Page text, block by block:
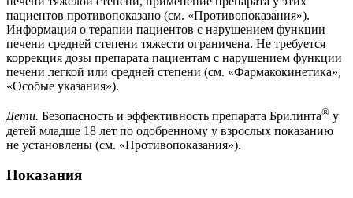
пациентов противопоказано (см. «Противопоказания»).
Информация о терапии пациентов с нарушением функции
печени средней степени тяжести ограничена. Не требуется
коррекция дозы препарата пациентам с нарушением функции
печени легкой или средней степени (см. «Фармакокинетика»,
«Особые указания»).
Дети. Безопасность и эффективность препарата Брилинта® у
детей младше 18 лет по одобренному у взрослых показанию
не установлены (см. «Противопоказания»).
Показания